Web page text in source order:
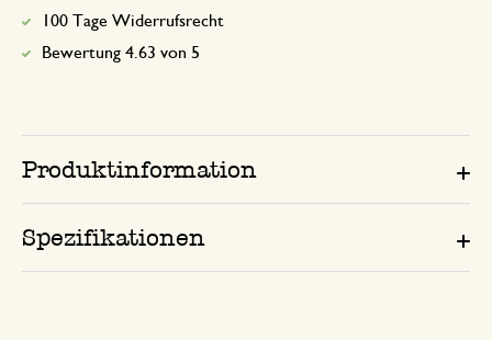
100 Tage Widerrufsrecht
Bewertung 4.63 von 5
Produktinformation
Spezifikationen